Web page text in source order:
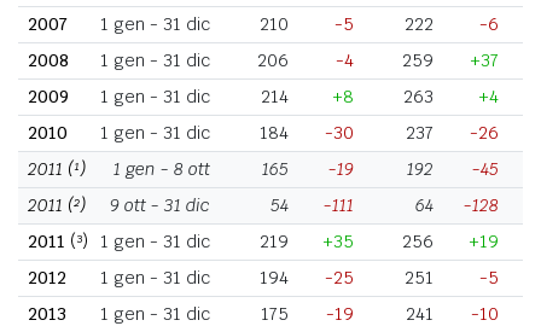
2007
1 gen - 31 dic 210 -5 222
-6
2008
1 gen - 31 dic 206 -4 259
+37
2009
1 gen - 31 dic 214 +8 263
+4
2010
1 gen - 31 dic 184 -30 237
-26
2011 (¹) 1 gen - 8 ott 165 -19 192
-45
2011 (²) 9 ott - 31 dic 54 -111 64
-128
2011 (³) 1 gen - 31 dic 219 +35 256
+19
2012
1 gen - 31 dic 194 -25 251
-5
2013
1 gen - 31 dic 175 -19 241
-10